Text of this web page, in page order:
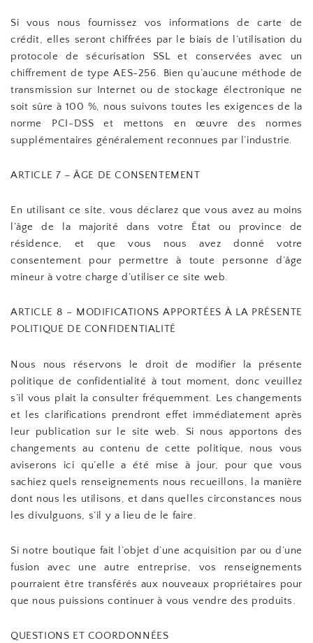
Si vous nous fournissez vos informations de carte de
crédit, elles seront chiffrées par le biais de l’utilisation du
protocole de sécurisation SSL et conservées avec un
chiffrement de type AES-256. Bien qu’aucune méthode de
transmission sur Internet ou de stockage électronique ne
soit sûre à 100 %, nous suivons toutes les exigences de la
norme PCI-DSS et mettons en œuvre des normes
supplémentaires généralement reconnues par l’industrie.
ARTICLE 7 – ÂGE DE CONSENTEMENT
En utilisant ce site, vous déclarez que vous avez au moins
l’âge de la majorité dans votre État ou province de
résidence, et que vous nous avez donné votre
consentement pour permettre à toute personne d’âge
mineur à votre charge d’utiliser ce site web.
ARTICLE 8 – MODIFICATIONS APPORTÉES À LA PRÉSENTE
POLITIQUE DE CONFIDENTIALITÉ
Nous nous réservons le droit de modifier la présente
politique de confidentialité à tout moment, donc veuillez
s’il vous plait la consulter fréquemment. Les changements
et les clarifications prendront effet immédiatement après
leur publication sur le site web. Si nous apportons des
changements au contenu de cette politique, nous vous
aviserons ici qu’elle a été mise à jour, pour que vous
sachiez quels renseignements nous recueillons, la manière
dont nous les utilisons, et dans quelles circonstances nous
les divulguons, s’il y a lieu de le faire.
Si notre boutique fait l’objet d’une acquisition par ou d’une
fusion avec une autre entreprise, vos renseignements
pourraient être transférés aux nouveaux propriétaires pour
que nous puissions continuer à vous vendre des produits.
QUESTIONS ET COORDONNÉES